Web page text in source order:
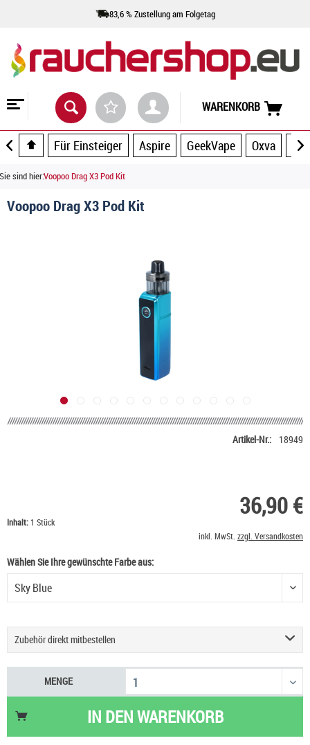
83,6 % Zustellung am Folgetag
WARENKORB
Für Einsteiger Aspire GeekVape Oxva
Sie sind hier:Voopoo Drag X3 Pod Kit
Voopoo Drag X3 Pod Kit
Artikel-Nr.: 18949
36,90 €
Inhalt:1 Stück
inkl. MwSt. zzgl. Versandkosten
Wählen Sie Ihre gewünschte Farbe aus:
Zubehör direkt mitbestellen
Voopoo PnP-X Pod Tank Verdampfer
7,90 €
Sony Konion US 18650 VTC6 - 3000mAh
9,90 €
Voopoo PnP-X MTL Pod Tank
MENGE
IN DENWARENKORB